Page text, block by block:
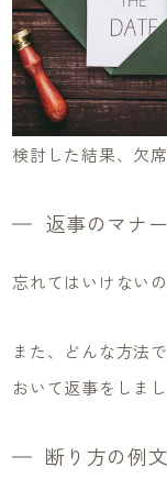
検討した結果、欠
返事のマナー
忘れてはいけない
また、どんな方法
おいて返事をしま
断り方の例文